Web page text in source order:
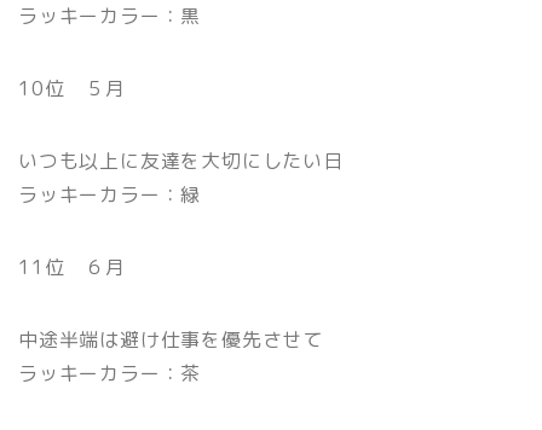
ラッキーカラー：黒
10位 ５月
いつも以上に友達を大切にしたい日
ラッキーカラー：緑
11位 ６月
中途半端は避け仕事を優先させて
ラッキーカラー：茶